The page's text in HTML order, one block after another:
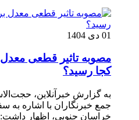
01 دی 1404
کجا رسید؟
به گزارش خبرآنلاین،
جمع خبرنگاران با اشاره به
خراسان جنوبی، اظهار